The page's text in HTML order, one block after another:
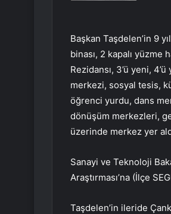
Başkan Taşdelen’in 9
binası, 2 kapalı
Rezidansı, 3’ü yeni,
merkezi, sosyal tesis,
öğrenci yurdu, dans
dönüşüm merkezleri,
üzerinde merkez yer
Sanayi ve Teknoloji
Araştırması’na (İlçe
Taşdelen’in ileride